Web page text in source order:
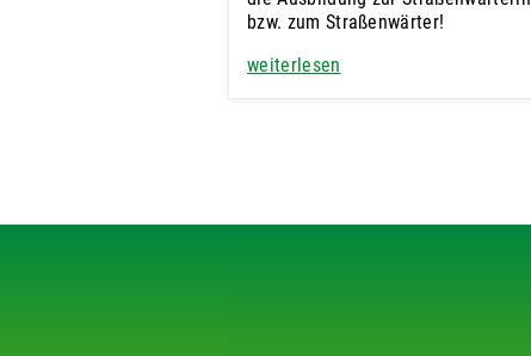
bzw. zum Straßenwärter!
weiterlesen